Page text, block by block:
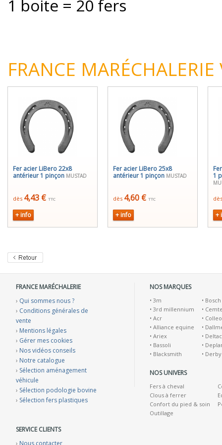
1 boite = 20 fers
FRANCE
Fer acier LiBero 22x8
antérieur 1 pinçon MUSTAD
dès 4,43 € TTC
+ info
Fer acier LiBero 25x8
antérieur 1 pinçon MUSTAD
dès 4,60 € TTC
+ info
1
+
FRANCE MARÉCHALERIE
› Qui sommes nous ?
› Conditions générales de
vente
› Mentions légales
› Gérer mes cookies
› Nos vidéos conseils
› Notre catalogue
› Sélection aménagement
véhicule
› Sélection podologie bovine
› Sélection fers plastiques
SERVICE CLIENTS
› Nous contacter
NOS MARQUES
• 3m
• 3rd millennium
• Acr
• Alliance equine
• Ariex
• Bassoli
• Blacksmith
• Bosch
•
•
•
•
•
• Derby
NOS UNIVERS
Fers à cheval
Clous à ferrer
Confort du pied & soin
Outillage